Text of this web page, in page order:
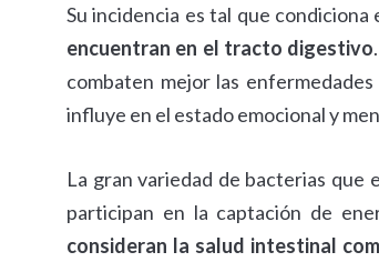
Su incidencia es tal que
encuentran en el tracto digestivo
combaten mejor las
influye en el estado emocional y
La gran variedad de bacterias
participan en la captación de
consideran la salud intestinal